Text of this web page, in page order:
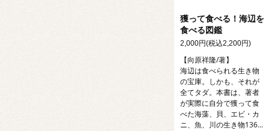
獲って食べる！海辺を
食べる図鑑
2,000円(税込2,200円)
【向原祥隆/著】
海辺は食べられる生き物
の宝庫。しかも、それが
全てタダ。本書は、著者
が実際に自分で獲って食
べた海藻、貝、エビ・カ
ニ、魚、川の生き物136...